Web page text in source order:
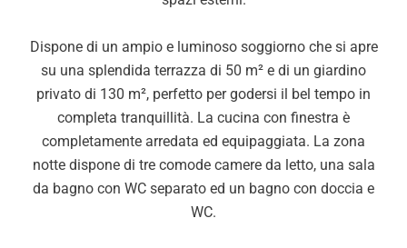
Dispone di un ampio e luminoso soggiorno che si apre
su una splendida terrazza di 50 m² e di un giardino
privato di 130 m², perfetto per godersi il bel tempo in
completa tranquillità. La cucina con finestra è
completamente arredata ed equipaggiata. La zona
notte dispone di tre comode camere da letto, una sala
da bagno con WC separato ed un bagno con doccia e
WC.